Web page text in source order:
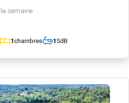
la semaine
1chambres 1SdB